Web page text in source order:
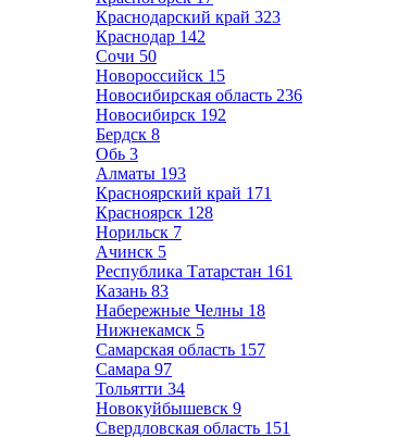
Краснодарский край 323
Краснодар 142
Сочи 50
Новороссийск 15
Новосибирская область 236
Новосибирск 192
Бердск 8
Обь 3
Алматы 193
Красноярский край 171
Красноярск 128
Норильск 7
Ачинск 5
Республика Татарстан 161
Казань 83
Набережные Челны 18
Нижнекамск 5
Самарская область 157
Самара 97
Тольятти 34
Новокуйбышевск 9
Свердловская область 151